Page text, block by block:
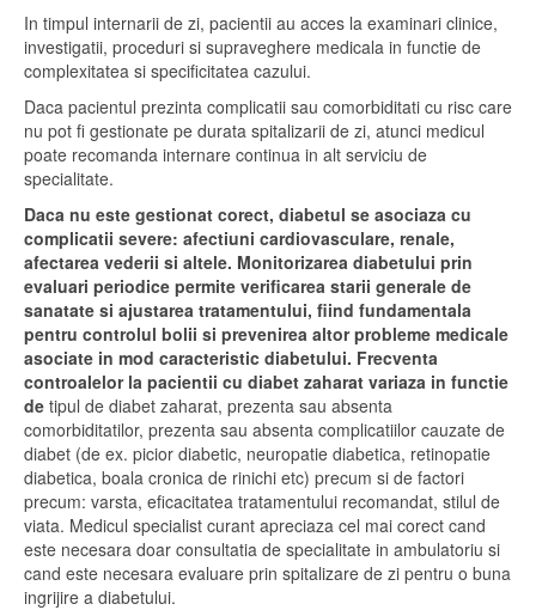
In timpul internarii de zi, pacientii au acces la examinari clinice,
investigatii, proceduri si supraveghere medicala in functie de
complexitatea si specificitatea cazului.
Daca pacientul prezinta complicatii sau comorbiditati cu risc care
nu pot fi gestionate pe durata spitalizarii de zi, atunci medicul
poate recomanda internare continua in alt serviciu de
specialitate.
Daca nu este gestionat corect, diabetul se asociaza cu
complicatii severe: afectiuni cardiovasculare, renale,
afectarea vederii si altele. Monitorizarea diabetului prin
evaluari periodice permite verificarea starii generale de
sanatate si ajustarea tratamentului, fiind fundamentala
pentru controlul bolii si prevenirea altor probleme medicale
asociate in mod caracteristic diabetului. Frecventa
controalelor la pacientii cu diabet zaharat variaza in functie
de tipul de diabet zaharat, prezenta sau absenta
comorbiditatilor, prezenta sau absenta complicatiilor cauzate de
diabet (de ex. picior diabetic, neuropatie diabetica, retinopatie
diabetica, boala cronica de rinichi etc) precum si de factori
precum: varsta, eficacitatea tratamentului recomandat, stilul de
viata. Medicul specialist curant apreciaza cel mai corect cand
este necesara doar consultatia de specialitate in ambulatoriu si
cand este necesara evaluare prin spitalizare de zi pentru o buna
ingrijire a diabetului.